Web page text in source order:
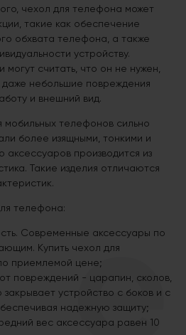
чехол для телефона может
такие как обеспечение
обхвата телефона, а также
устройству.
могут считать, что он не нужен,
даже небольшие повреждения
и внешний вид.
телефонов сильно
более изящными, тонкими и
аксессуаров производится из
Такие изделия отличаются
телефона:
Современные аксессуары по
Купить чехол для
приемлемой цене;
повреждений - царапин, сколов,
устройство с боков и с
надежную защиту;
вес аксессуара равен 10